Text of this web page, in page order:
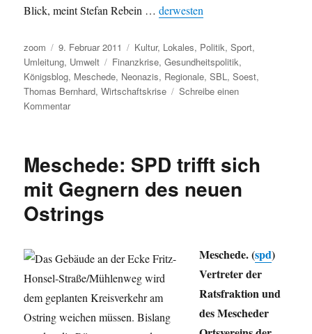
Blick, meint Stefan Rebein …derwesten
Autor
zoom
Veröffentlicht
am
9. Februar 2011 Kategorien
Kultur, Lokales, Politik,Sport,
Umleitung, Umwelt Schlagwörter
Finanzkrise,Gesundheitspolitik,
Königsblog, Meschede, Neonazis, Regionale,SBL,Soest,
Thomas Bernhard,Wirtschaftskrise
Schreibe einen
Kommentarzu
Scheusal
Königsblog,
Neonazis
in
und
mehr.
Meschede: SPD trifft sich
mit Gegnern des neuen
Ostrings
Meschede. (spd)
Vertreter der
Ratsfraktion und
des Mescheder